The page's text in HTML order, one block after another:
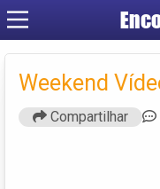
Weekend
Compartilhar